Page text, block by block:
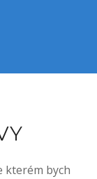
kterém bych